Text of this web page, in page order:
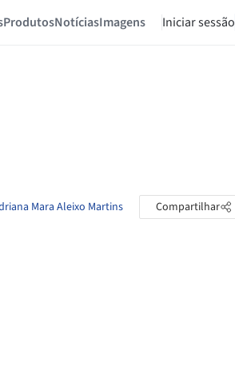
ProdutosNotíciasImagens Iniciar sessão
Mara Aleixo Martins Compartilhar